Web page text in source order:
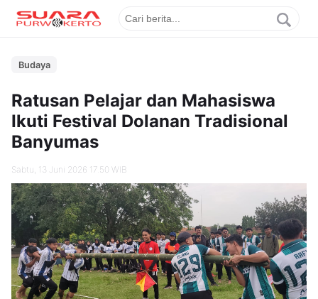
Budaya
Ratusan Pelajar dan Mahasiswa
Ikuti Festival Dolanan Tradisional
Banyumas
Sabtu, 13 Juni 2026 17.50 WIB